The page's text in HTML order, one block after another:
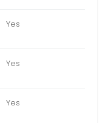
Yes
Yes
Yes